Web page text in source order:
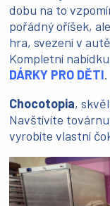
dobu na to
pořádný oříšek,
hra, svezení v
Kompletní
DÁRKY PRO DĚTI.
Chocotopia,
Navštívíte
vyrobíte vlastní